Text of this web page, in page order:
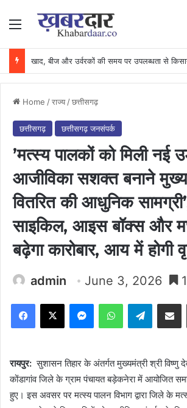
Menu
Home /राज्य /छत्तीसगढ़
छत्तीसगढ़ छत्तीसगढ़ जनसंपर्क
’मत्स्य पालकों को मिली नई
आजीविका सशक्त बनाने
वितरित की आधुनिक
साइकिल, आइस बॉक्स और
बढ़ेगा कारोबार, आय में होगी
admin June 3, 2026
Facebook
X MessengerWhatsAppTelegram
रायपुर:सुशासन तिहार के अंतर्गत मुख्यमंत्री श्री विष्णु
कोंडागांव जिले के ग्राम पंचायत बड़ेकनेरा में आयोजित
हुए। इस अवसर पर मत्स्य पालन विभाग द्वारा जिले के